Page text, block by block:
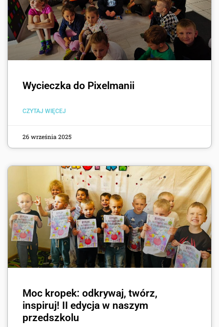
Wycieczka do Pixelmanii
CZYTAJ WIĘCEJ
26 września 2025
Moc kropek: odkrywaj, twórz,
inspiruj! II edycja w naszym
przedszkolu